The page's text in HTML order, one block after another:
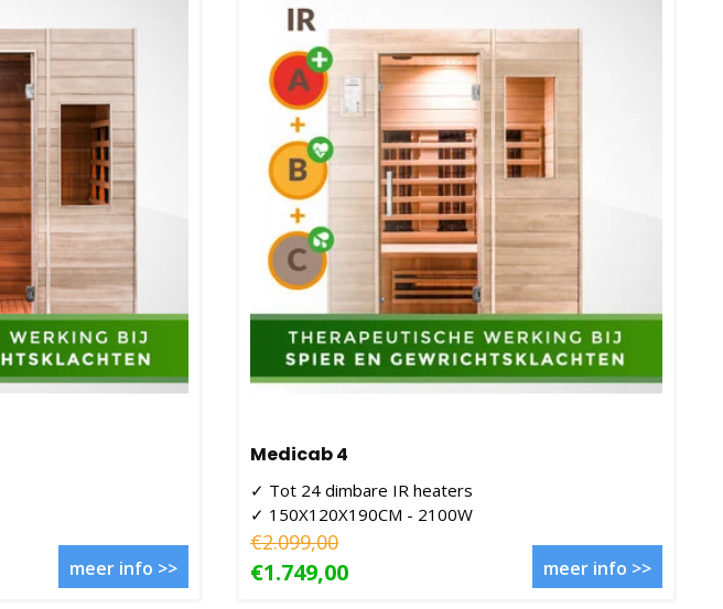
meer info >>
Medicab 4
✓ Tot 24 dimbare IR heaters
✓ 150X120X190CM - 2100W
€2.099,00
€1.749,00 meer info >>